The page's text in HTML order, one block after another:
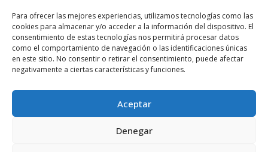
Para ofrecer las mejores experiencias, utilizamos tecnologías como las
cookies para almacenar y/o acceder a la información del dispositivo. El
consentimiento de estas tecnologías nos permitirá procesar datos
como el comportamiento de navegación o las identificaciones únicas
en este sitio. No consentir o retirar el consentimiento, puede afectar
negativamente a ciertas características y funciones.
Aceptar
Denegar
Seguinos!
Quixote Concentrates S.L. 2022 © Reservados todos los
derechos